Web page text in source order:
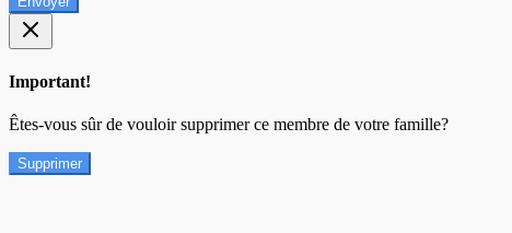
Important!
Êtes-vous sûr de vouloir supprimer ce membre de votre famille?
Supprimer